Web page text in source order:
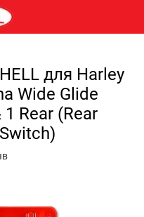
для Harley
Wide Glide
Rear (Rear